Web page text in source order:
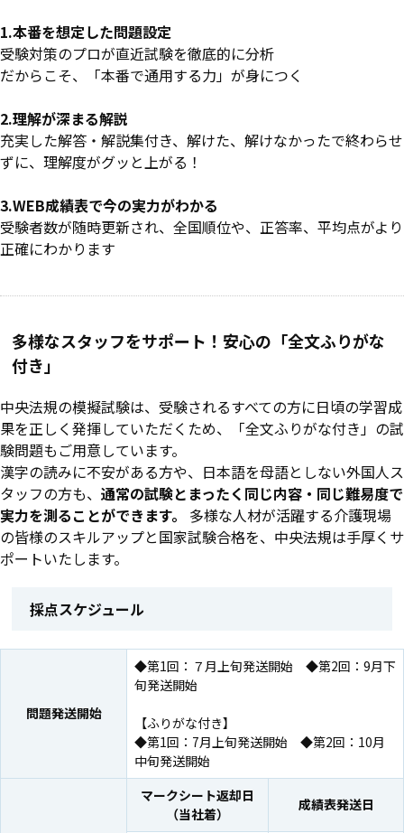
1.本番を想定した問題設定
受験対策のプロが直近試験を徹底的に分析
だからこそ、「本番で通用する力」が身につく
2.理解が深まる解説
充実した解答・解説集付き、解けた、解けなかったで終わらせ
ずに、理解度がグッと上がる！
3.WEB成績表で今の実力がわかる
受験者数が随時更新され、全国順位や、正答率、平均点がより
正確にわかります
多様なスタッフをサポート！安心の「全文ふりがな
付き」
中央法規の模擬試験は、受験されるすべての方に日頃の学習成
果を正しく発揮していただくため、「全文ふりがな付き」の試
験問題もご用意しています。
漢字の読みに不安がある方や、日本語を母語としない外国人ス
タッフの方も、 通常の試験とまったく同じ内容・同じ難易度で
実力を測ることができます。
多様な人材が活躍する介護現場
の皆様のスキルアップと国家試験合格を、中央法規は手厚くサ
ポートいたします。
採点スケジュール
問題発送開始
◆第1回：７月上旬発送開始 ◆第2回：9月下
旬発送開始
【ふりがな付き】
◆第1回：7月上旬発送開始 ◆第2回：10月
中旬発送開始
マークシート返却日
（当社着）
成績表発送日